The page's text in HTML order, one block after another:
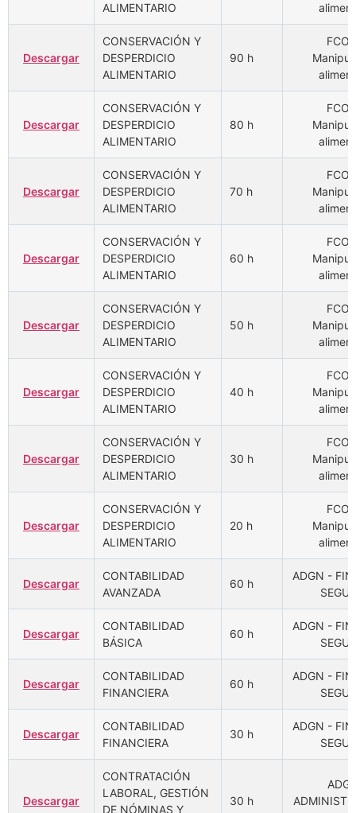
ALIMENTARIO
Descargar
CONSERVACIÓN Y
DESPERDICIO
ALIMENTARIO
90 h
Descargar
CONSERVACIÓN Y
DESPERDICIO
ALIMENTARIO
80 h
Descargar
CONSERVACIÓN Y
DESPERDICIO
ALIMENTARIO
70 h
Descargar
CONSERVACIÓN Y
DESPERDICIO
ALIMENTARIO
60 h
Descargar
CONSERVACIÓN Y
DESPERDICIO
ALIMENTARIO
50 h
Descargar
CONSERVACIÓN Y
DESPERDICIO
ALIMENTARIO
40 h
Descargar
CONSERVACIÓN Y
DESPERDICIO
ALIMENTARIO
30 h
Descargar
CONSERVACIÓN Y
DESPERDICIO
ALIMENTARIO
20 h
Descargar
CONTABILIDAD
AVANZADA
60 h
ADGN -
Descargar
CONTABILIDAD
BÁSICA
60 h
ADGN -
Descargar
CONTABILIDAD
FINANCIERA
60 h
ADGN -
Descargar
CONTABILIDAD
FINANCIERA
30 h
ADGN -
Descargar
CONTRATACIÓN
LABORAL, GESTIÓN
DE NÓMINAS Y
30 h